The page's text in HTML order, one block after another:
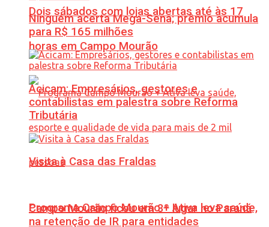
Dois sábados com lojas abertas até às 17
horas em Campo Mourão
Programa Campo Mourão + Ativa leva saúde,
Ninguém acerta Mega-Sena; prêmio acumula
para R$ 165 milhões
Acicam: Empresários, gestores e
contabilistas em palestra sobre Reforma
Tributária
Visita à Casa das Fraldas
Campo Mourão ficou em 3º lugar no Paraná
na retenção de IR para entidades